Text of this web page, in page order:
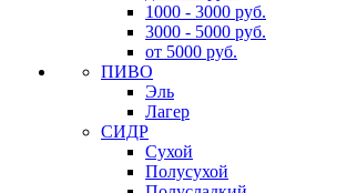
1000 - 3000 руб.
3000 - 5000 руб.
от 5000 руб.
ПИВО
Эль
Лагер
СИДР
Сухой
Полусухой